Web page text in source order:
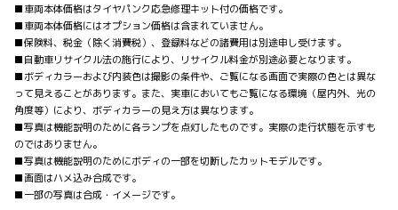
■車両本体価格はタイヤパンク応急修理キット付の価格です。
■車両本体価格にはオプション価格は含まれていません。
■保険料、税金（除く消費税）、登録料などの諸費用は別途申し受けます。
■自動車リサイクル法の施行により、リサイクル料金が別途必要となります。
■ボディカラーおよび内装色は撮影の条件や、ご覧になる画面で実際の色とは異な
って見えることがあります。また、実車においてもご覧になる環境（屋内外、光の
角度等）により、ボディカラーの見え方は異なります。
■写真は機能説明のために各ランプを点灯したものです。実際の走行状態を示すも
のではありません。
■写真は機能説明のためにボディの一部を切断したカットモデルです。
■画面はハメ込み合成です。
■一部の写真は合成・イメージです。